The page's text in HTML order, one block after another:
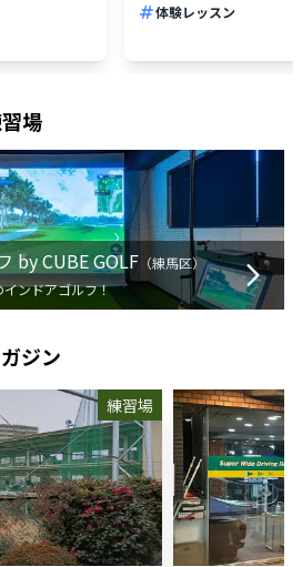
体験レッスン
場
by CUBE GOLF （練馬区）
ンドアゴルフ！
ジン
練習場